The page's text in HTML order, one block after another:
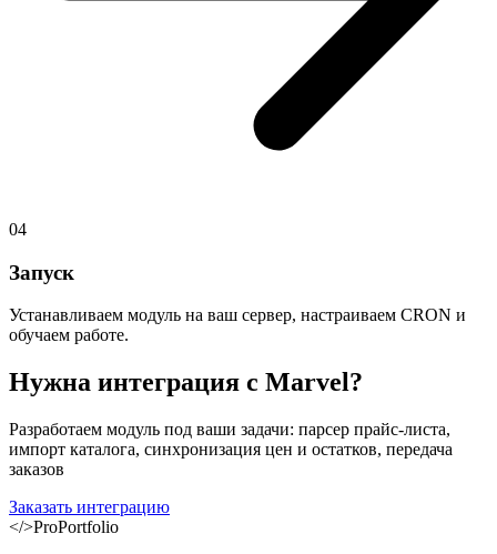
04
Запуск
Устанавливаем модуль на ваш сервер, настраиваем CRON и
обучаем работе.
Нужна интеграция с Marvel?
Разработаем модуль под ваши задачи: парсер прайс-листа,
импорт каталога, синхронизация цен и остатков, передача
заказов
Заказать интеграцию
</>ProPortfolio